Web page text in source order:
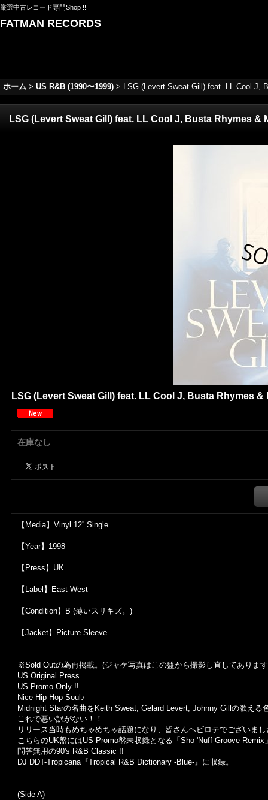
厳選中古レコード専門Shop !!
FATMAN RECORDS
ホーム > US R&B (1990〜1999) > LSG (Levert Sweat Gill) feat. LL Cool J,
LSG (Levert Sweat Gill) feat. LL Cool J, Busta Rhymes
LSG (Levert Sweat Gill) feat. LL Cool J, Busta Rhymes
在庫なし
【Media】Vinyl 12'' Single
【Year】1998
【Press】UK
【Label】East West
【Condition】B (薄いスリキズ。)
【Jacket】Picture Sleeve
※Sold Outの為再掲載。 (ジャケ写真はこの盤から撮影し直してありま
US Original Press.
US Promo Only !!
Nice Hip Hop Soul♪
Midnight Starの名曲を Keith Sweat, Gelard Levert, Johnny Gill の歌える
これで悪い訳がない！！
リリース当時もめちゃめちゃ話題になり、皆さんヘビロテでございまし
こちらのUK盤にはUS Promo盤未収録となる「 Sho 'Nuff Groove Remix
問答無用の90's R&B Classic !!
DJ DDT-Tropicana『Tropical R&B Dictionary -Blue-』に収録。
(Side A)